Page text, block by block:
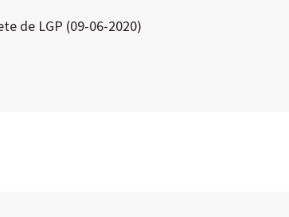
de LGP (09-06-2020)